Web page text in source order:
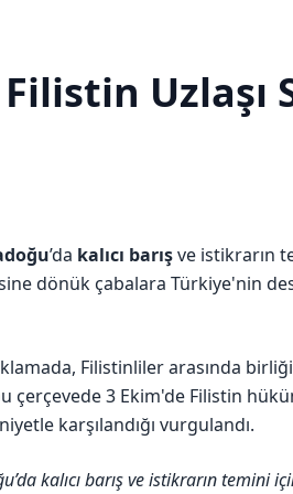
Uzlaşı
’da kalıcı barışve istikrarın
dönük çabalara Türkiye'nin
Filistinliler arasında
çerçevede 3 Ekim'de Filistin
karşılandığı vurgulandı.
kalıcı barış ve istikrarın temini